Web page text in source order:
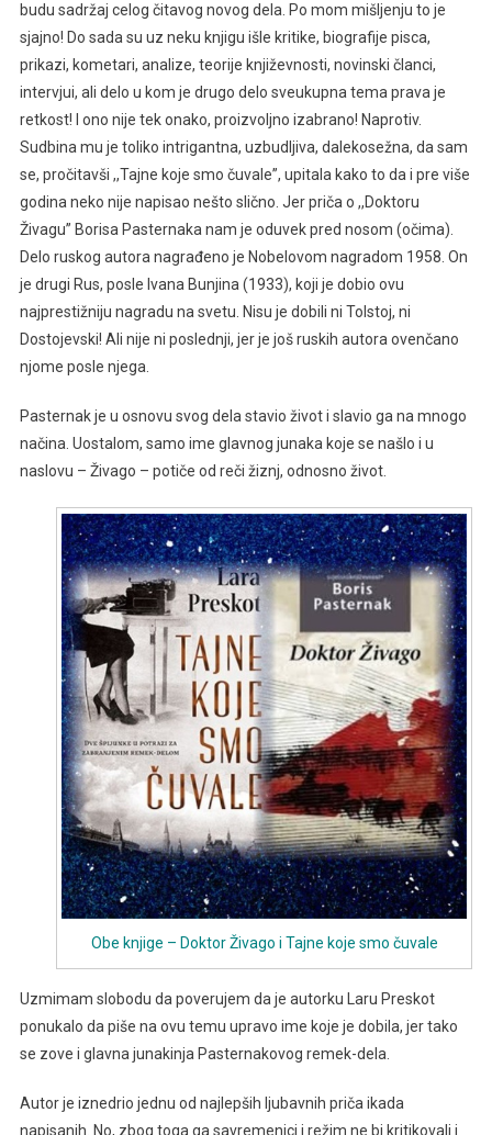
budu sadržaj celog čitavog novog dela. Po mom mišljenju to je
sjajno! Do sada su uz neku knjigu išle kritike, biografije pisca,
prikazi, kometari, analize, teorije književnosti, novinski članci,
intervjui, ali delo u kom je drugo delo sveukupna tema prava je
retkost! I ono nije tek onako, proizvoljno izabrano! Naprotiv.
Sudbina mu je toliko intrigantna, uzbudljiva, dalekosežna, da sam
se, pročitavši ,,Tajne koje smo čuvale”, upitala kako to da i pre više
godina neko nije napisao nešto slično. Jer priča o ,,Doktoru
Živagu” Borisa Pasternaka nam je oduvek pred nosom (očima).
Delo ruskog autora nagrađeno je Nobelovom nagradom 1958. On
je drugi Rus, posle Ivana Bunjina (1933), koji je dobio ovu
najprestižniju nagradu na svetu. Nisu je dobili ni Tolstoj, ni
Dostojevski! Ali nije ni poslednji, jer je još ruskih autora ovenčano
njome posle njega.
Pasternak je u osnovu svog dela stavio život i slavio ga na mnogo
načina. Uostalom, samo ime glavnog junaka koje se našlo i u
naslovu – Živago – potiče od reči žiznj, odnosno život.
Obe knjige – Doktor Živago i Tajne koje smo čuvale
Uzmimam slobodu da poverujem da je autorku Laru Preskot
ponukalo da piše na ovu temu upravo ime koje je dobila, jer tako
se zove i glavna junakinja Pasternakovog remek-dela.
Autor je iznedrio jednu od najlepših ljubavnih priča ikada
napisanih. No, zbog toga ga savremenici i režim ne bi kritikovali i